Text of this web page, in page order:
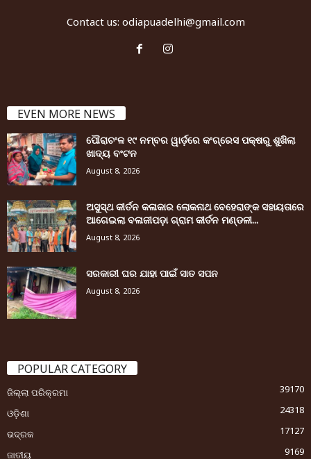
Contact us: odiapuadelhi@gmail.com
EVEN MORE NEWS
ପୌରାଚଂଳ ୧୯ ନମ୍ବର ୱାର୍ଡ଼ରେ କଂଗ୍ରେସ ପକ୍ଷରୁ ଶୁଖିଲା
ଖାଦ୍ୟ ବଂଟନ
August 8, 2026
ଅସୁସ୍ଥ କୀର୍ତନ କଳାକାର ଲୋକନାଥ ବେହେରାଙ୍କ ସହାୟତାରେ
ଆଗେଇଲା ବଳାଜୀପଡ଼ା ଗ୍ରାମ କୀର୍ତନ ମଣ୍ଡଳୀ...
August 8, 2026
ସରକାରୀ ଘର ଯାହା ପାଇଁ ସାତ ସପନ
August 8, 2026
POPULAR CATEGORY
ଜିଲ୍ଲା ପରିକ୍ରମା
39170
ଓଡ଼ିଶା
24318
ଭଦ୍ରକ
17127
ଜାତୀୟ
9169